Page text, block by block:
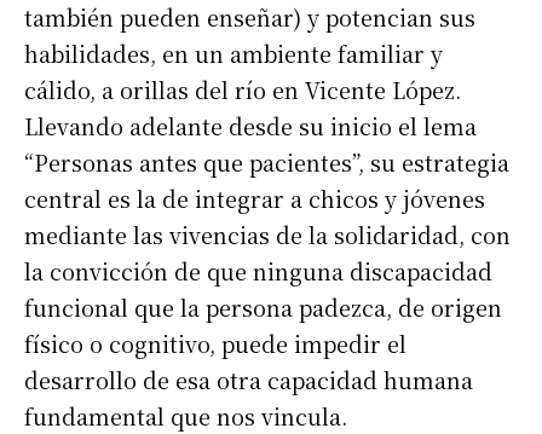
también pueden enseñar) y potencian sus
habilidades, en un ambiente familiar y
cálido, a orillas del río en Vicente López.
Llevando adelante desde su inicio el lema
“Personas antes que pacientes”, su estrategia
central es la de integrar a chicos y jóvenes
mediante las vivencias de la solidaridad, con
la convicción de que ninguna discapacidad
funcional que la persona padezca, de origen
físico o cognitivo, puede impedir el
desarrollo de esa otra capacidad humana
fundamental que nos vincula.